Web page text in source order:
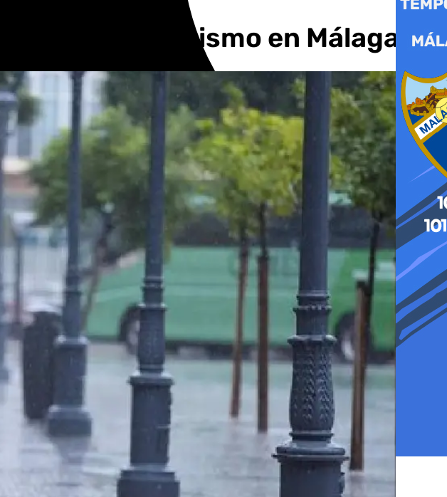
el optimismo en Málaga